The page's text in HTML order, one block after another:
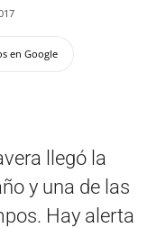
en Google
llegó la
y una de las
Hay alerta